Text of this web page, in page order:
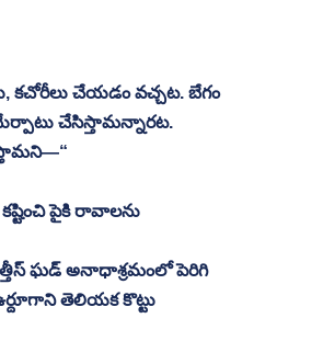
కచోరీలు చేయడం వచ్చట. బేగం
యేర్పాటు చేసిస్తామన్నారట.
పైకి రావాలను
తెలియక కొట్టు